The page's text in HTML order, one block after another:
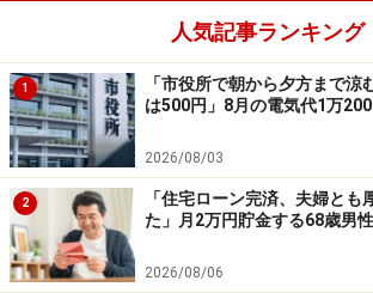
人気記事ランキング
1
「市役所で朝から夕方まで涼
は500円」8月の電気代1万
2026/08/03
2
「住宅ローン完済、夫婦とも
た」月2万円貯金する68歳男
2026/08/06